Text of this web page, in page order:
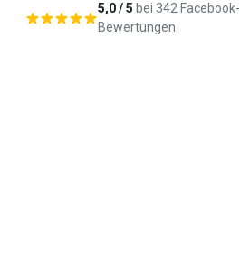
5,0 / 5 bei 342 Facebook-
Bewertungen